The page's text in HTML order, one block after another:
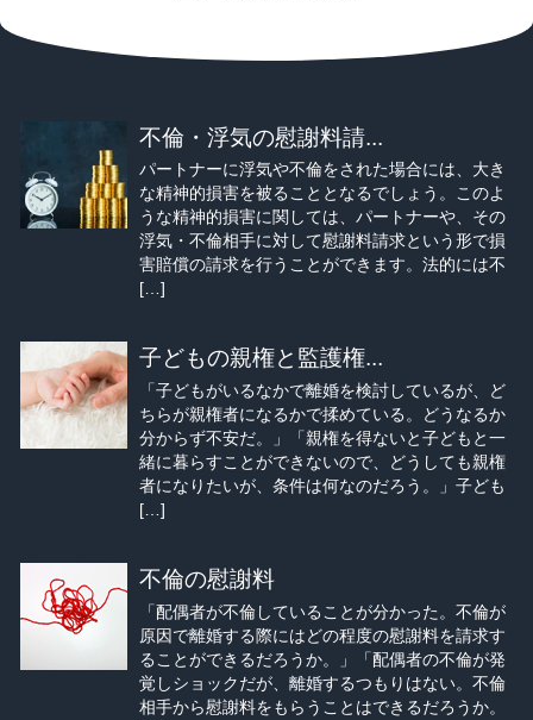
不倫・浮気の慰謝料請...
パートナーに浮気や不倫をされた場合には、大き
な精神的損害を被ることとなるでしょう。このよ
うな精神的損害に関しては、パートナーや、その
浮気・不倫相手に対して慰謝料請求という形で損
害賠償の請求を行うことができます。法的には不
[…]
子どもの親権と監護権...
「子どもがいるなかで離婚を検討しているが、ど
ちらが親権者になるかで揉めている。どうなるか
分からず不安だ。」「親権を得ないと子どもと一
緒に暮らすことができないので、どうしても親権
者になりたいが、条件は何なのだろう。」子ども
[…]
不倫の慰謝料
「配偶者が不倫していることが分かった。不倫が
原因で離婚する際にはどの程度の慰謝料を請求す
ることができるだろうか。」「配偶者の不倫が発
覚しショックだが、離婚するつもりはない。不倫
相手から慰謝料をもらうことはできるだろうか。